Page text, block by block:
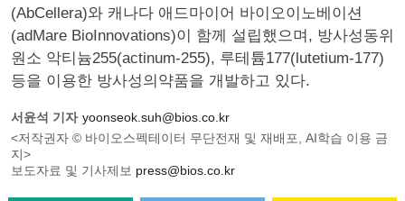
(AbCellera)와 캐나다 애드마이어 바이오이노베이션
(adMare BioInnovations)이 함께 설립했으며, 방사성동위
원소 악티늄255(actinum-255), 루테튬177(lutetium-177)
등을 이용한 방사성의약품을 개발하고 있다.
서윤석 기자 yoonseok.suh@bios.co.kr
<저작권자 © 바이오스펙테이터 무단전재 및 재배포, AI학습 이용 금
지>
보도자료 및 기사제보 press@bios.co.kr